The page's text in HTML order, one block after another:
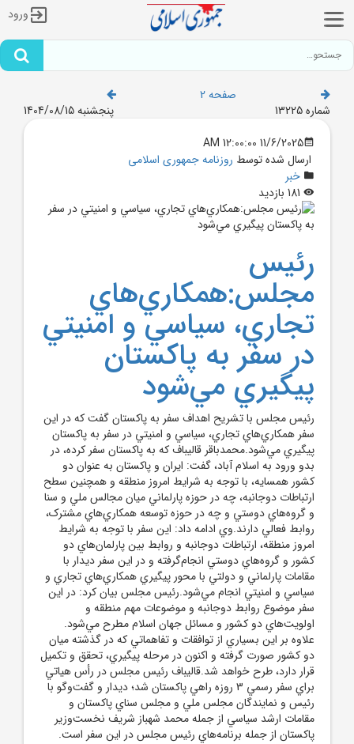
ورود
صفحه 2
شماره 13225
پنجشنبه 1404/08/15
11/6/2025 12:00:00 AM
ارسال شده توسط روزنامه جمهوری اسلامی
خبر
رئيس
مجلس:همکاري‌هاي
تجاري، سياسي و امنيتي
در سفر به پاکستان
پيگيري مي‌شود
رئيس مجلس با تشريح اهداف سفر به پاکستان گفت که در اين
سفر همکاري‌هاي تجاري، سياسي و امنيتي در سفر به پاکستان
پيگيري مي‌شود.محمدباقر قاليباف که به پاکستان سفر کرده، در
بدو ورود به اسلام آباد، گفت: ايران و پاکستان به عنوان دو
کشور همسايه، با توجه به شرايط امروز منطقه و همچنين سطح
ارتباطات دوجانبه، چه در حوزه پارلماني ميان مجالس ملي و سنا
و گروه‌هاي دوستي و چه در حوزه توسعه همکاري‌هاي مشترک،
روابط فعالي دارند.وي ادامه داد: اين سفر با توجه ‌به شرايط
امروز منطقه، ارتباطات دوجانبه و روابط بين پارلمان‌هاي دو
کشور و گروه‌هاي دوستي انجام‌گرفته و در اين سفر ديدار با
مقامات پارلماني و دولتي با محور پيگيري همکاري‌هاي تجاري و
سياسي و امنيتي انجام مي‌شود.رئيس مجلس بيان کرد: در اين
سفر موضوع روابط دوجانبه و موضوعات مهم منطقه‌ و
اولويت‌هاي دو کشور و مسائل جهان اسلام مطرح مي‌شود.
علاوه بر اين بسياري از توافقات و تفاهماتي که در گذشته ميان
دو کشور صورت گرفته و اکنون در مرحله پيگيري، تحقق و تکميل
قرار دارد، طرح خواهد شد.قاليباف رئيس مجلس در رأس هياتي
براي سفر رسمي 3 روزه راهي پاکستان شد؛ ديدار و گفت‌وگو با
رئيس و نمايندگان مجلس ملي و مجلس سناي پاکستان و
مقامات ارشد سياسي از جمله محمد شهباز شريف نخست‌وزير
پاکستان از جمله برنامه‌هاي رئيس مجلس در اين سفر است.